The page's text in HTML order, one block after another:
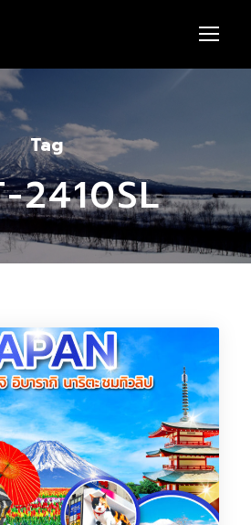
Tag
2410SL